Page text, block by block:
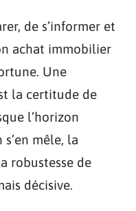
de s’informer et
achat immobilier
Une
la certitude de
l’horizon
mêle, la
robustesse de
décisive.